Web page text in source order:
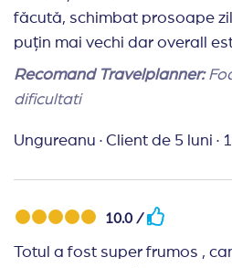
rapiditatea si ușurință cu
Recomand Travelplanner:Recomand Travel
Planner pentru rezervări,
luat pachetul in ultimul
avem toate documentele la
făcută, schimbat prosoape zilnic.
puțin mai vechi dar overall
Recomand Travelplanner:Foarte bună și fără
dificultati
Ungureanu · Client de 5 luni ·
10.0 /
Totul a fost super frumos ,